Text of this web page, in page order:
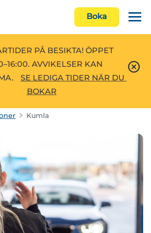
Boka
PÅ BESIKTA! ÖPPET
AVVIKELSER KAN
SE LEDIGA TIDER NÄR DU
BOKAR
Kumla